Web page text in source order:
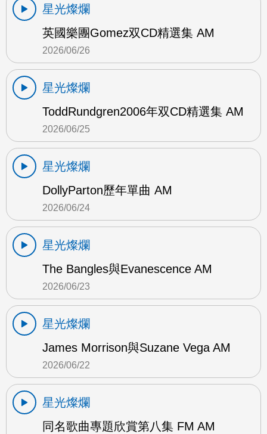
星光燦爛
英國樂團Gomez双CD精選集 AM
2026/06/26
星光燦爛
ToddRundgren2006年双CD精選集 AM
2026/06/25
星光燦爛
DollyParton歷年單曲 AM
2026/06/24
星光燦爛
The Bangles與Evanescence AM
2026/06/23
星光燦爛
James Morrison與Suzane Vega AM
2026/06/22
星光燦爛
同名歌曲專題欣賞第八集 FM AM